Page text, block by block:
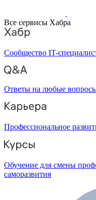
Все сервисы Хабра
Сообщество IT-
Ответы на любые
Профессиональное
Обучение для смены
саморазвития